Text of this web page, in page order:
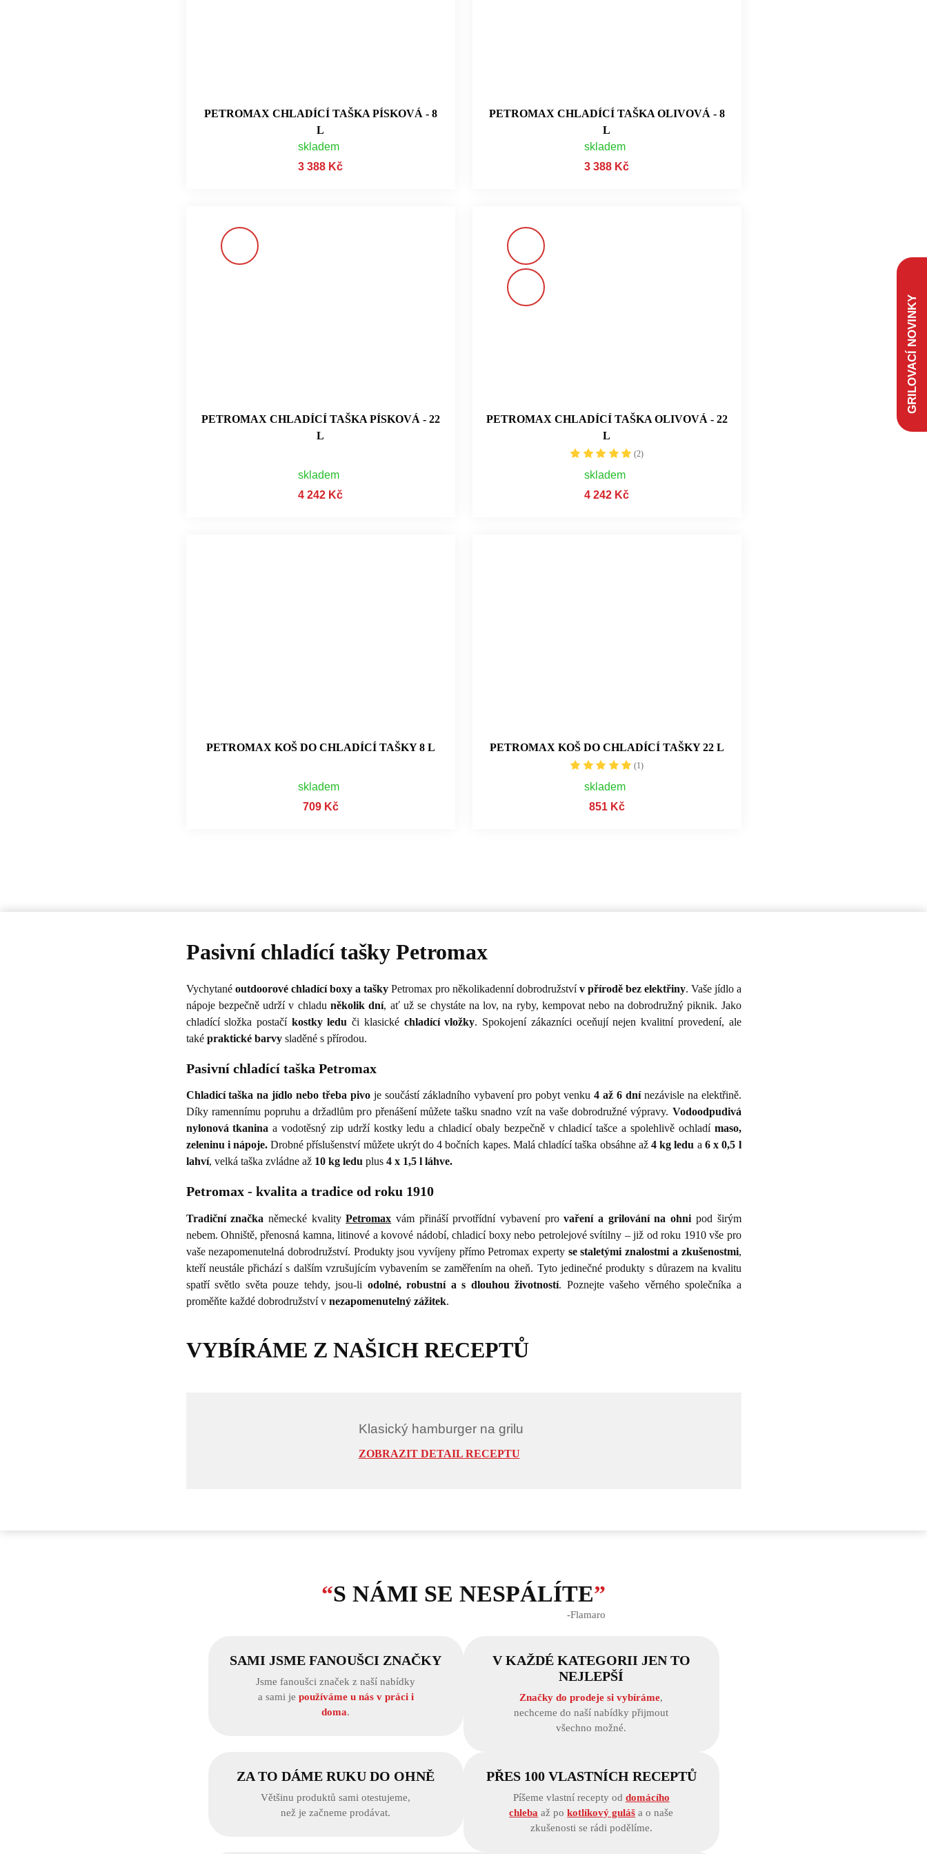
GRILOVACÍ NOVINKY
PETROMAX CHLADÍCÍ TAŠKA PÍSKOVÁ - 8
L
skladem
3 388 Kč
PETROMAX CHLADÍCÍ TAŠKA OLIVOVÁ - 8
L
skladem
3 388 Kč
PETROMAX CHLADÍCÍ TAŠKA PÍSKOVÁ - 22
L
skladem
4 242 Kč
PETROMAX CHLADÍCÍ TAŠKA OLIVOVÁ - 22
L
(2)
skladem
4 242 Kč
PETROMAX KOŠ DO CHLADÍCÍ TAŠKY 8 L
skladem
709 Kč
PETROMAX KOŠ DO CHLADÍCÍ TAŠKY 22 L
(1)
skladem
851 Kč
Pasivní chladící tašky Petromax
Vychytané outdoorové chladící boxy a taškyPetromax pro několikadenní dobrodružstvív přírodě bez elektřiny. Vaše jídlo a
nápoje bezpečně udrží v chladu několik dní, ať už se chystáte na lov, na ryby, kempovat nebo na dobrodružný piknik. Jako
chladící složka postačí kostky ledu či klasické chladící vložky. Spokojení zákazníci oceňují nejen kvalitní provedení, ale
také praktické barvysladěné s přírodou.
Pasivní chladící taška Petromax
Chladicí taška na jídlo nebo třeba pivo je součástí základního vybavení pro pobyt venku 4 až 6 dnínezávisle na elektřině.
Díky ramennímu popruhu a držadlům pro přenášení můžete tašku snadno vzít na vaše dobrodružné výpravy. Vodoodpudivá
nylonová tkanina a vodotěsný zip udrží kostky ledu a chladicí obaly bezpečně v chladicí tašce a spolehlivě ochladí maso,
zeleninu i nápoje.Drobné příslušenství můžete ukrýt do 4 bočních kapes. Malá chladící taška obsáhne až4 kg ledu a 6 x 0,5 l
lahví, velká taška zvládne až10 kg ledu plus 4 x 1,5 l láhve.
Petromax - kvalita a tradice od roku 1910
Tradiční značka německé kvalityPetromax vám přináší prvotřídní vybavení provaření a grilování na ohni pod širým
nebem. Ohniště, přenosná kamna, litinové a kovové nádobí, chladicí boxy nebo petrolejové svítilny – již od roku 1910 vše pro
vaše nezapomenutelná dobrodružství. Produkty jsou vyvíjeny přímo Petromax experty se staletými znalostmi a zkušenostmi,
kteří neustále přichází s dalším vzrušujícím vybavením se zaměřením na oheň. Tyto jedinečné produkty s důrazem na kvalitu
spatří světlo světa pouze tehdy, jsou-li odolné, robustní a s dlouhou životností. Poznejte vašeho věrného společníka a
proměňte každé dobrodružství v nezapomenutelný zážitek.
VYBÍRÁME Z NAŠICH RECEPTŮ
Klasický hamburger na grilu
ZOBRAZIT DETAIL RECEPTU
“S NÁMI SE NESPÁLÍTE”
‐Flamaro
SAMI JSME FANOUŠCI ZNAČKY
Jsme fanoušci značek z naší nabídky
a sami je používáme u nás v práci i
doma.
V KAŽDÉ KATEGORII JEN TO
NEJLEPŠÍ
Značky do prodeje si vybíráme,
nechceme do naší nabídky přijmout
všechno možné.
ZA TO DÁME RUKU DO OHNĚ
Většinu produktů sami otestujeme,
než je začneme prodávat.
PŘES 100 VLASTNÍCH RECEPTŮ
Píšeme vlastní recepty od domácího
chleba až pokotlíkový guláš a o naše
zkušenosti se rádi podělíme.